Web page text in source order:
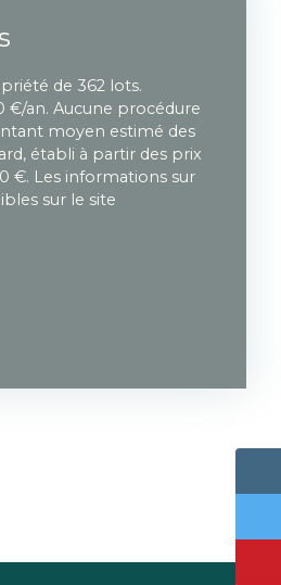
de 362 lots.
an. Aucune procédure
moyen estimé des
établi à partir des prix
€. Les informations sur
sur le site